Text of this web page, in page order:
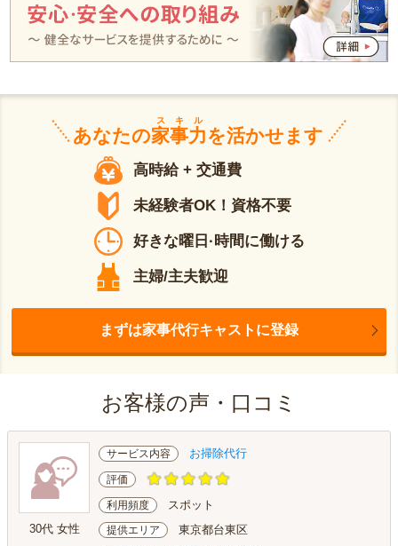
あなたの家事力
スキル
を活かせます
高時給 + 交通費
未経験者OK！資格不要
好きな曜日·時間に働ける
主婦/主夫歓迎
まずは家事代行キャストに登録
お客様の声・口コミ
30代 女性
サービス内容 お掃除代行
評価
利用頻度 スポット
提供エリア 東京都台東区